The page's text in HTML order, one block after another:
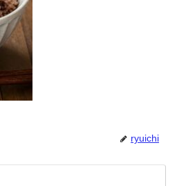
ryuichi